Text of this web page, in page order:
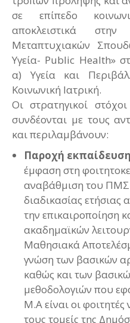
σε επίπεδο
αποκλειστικά
Μεταπτυχιακών
Υγεία- Public Health»
α) Υγεία και
Κοινωνική Ιατρική.
Οι στρατηγικοί
συνδέονται με τους
και περιλαμβάνουν:
Παροχή
έμφαση στη
αναβάθμιση του ΠΜΣ
διαδικασίας
την επικαιροποίηση
ακαδημαϊκών
Μαθησιακά
γνώση των βασικών
καθώς και των
μεθοδολογιών που
Μ.Α είναι οι
τους τομείς της